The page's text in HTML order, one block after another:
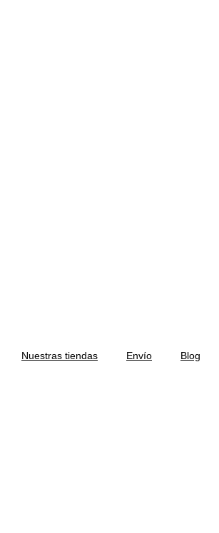
Nuestras tiendas Envío Blog